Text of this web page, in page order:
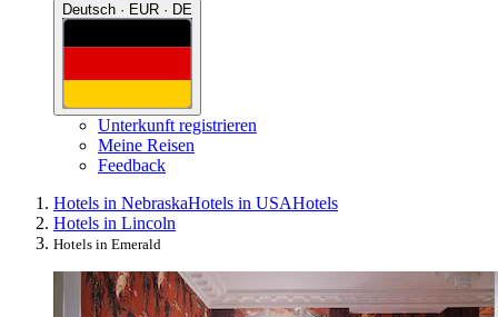
Deutsch · EUR · DE
Unterkunft registrieren
Meine Reisen
Feedback
Hotels in NebraskaHotels in USAHotels
Hotels in Lincoln
Hotels in Emerald